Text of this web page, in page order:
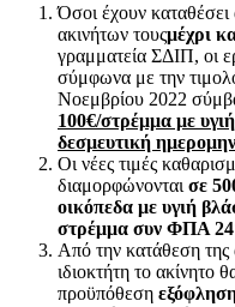
Όσοι έχουν καταθέσει
ακινήτων τουςμέχρι
γραμματεία ΣΔΙΠ, οι
σύμφωνα με την
Νοεμβρίου 2022
100€/στρέμμα με
δεσμευτική
Οι νέες τιμές
διαμορφώνονται σε
οικόπεδα με υγιή
στρέμμα συν ΦΠΑ
Από την κατάθεση της
ιδιοκτήτη το ακίνητο
προϋπόθεση